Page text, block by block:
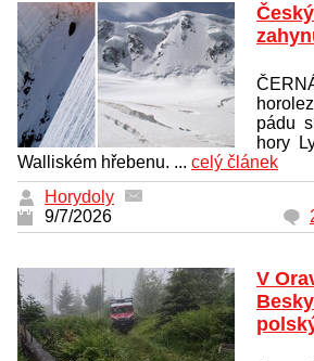
pádu
hory
Walliském hřebenu. ... celý článek
Horydoly
9/7/2026
V